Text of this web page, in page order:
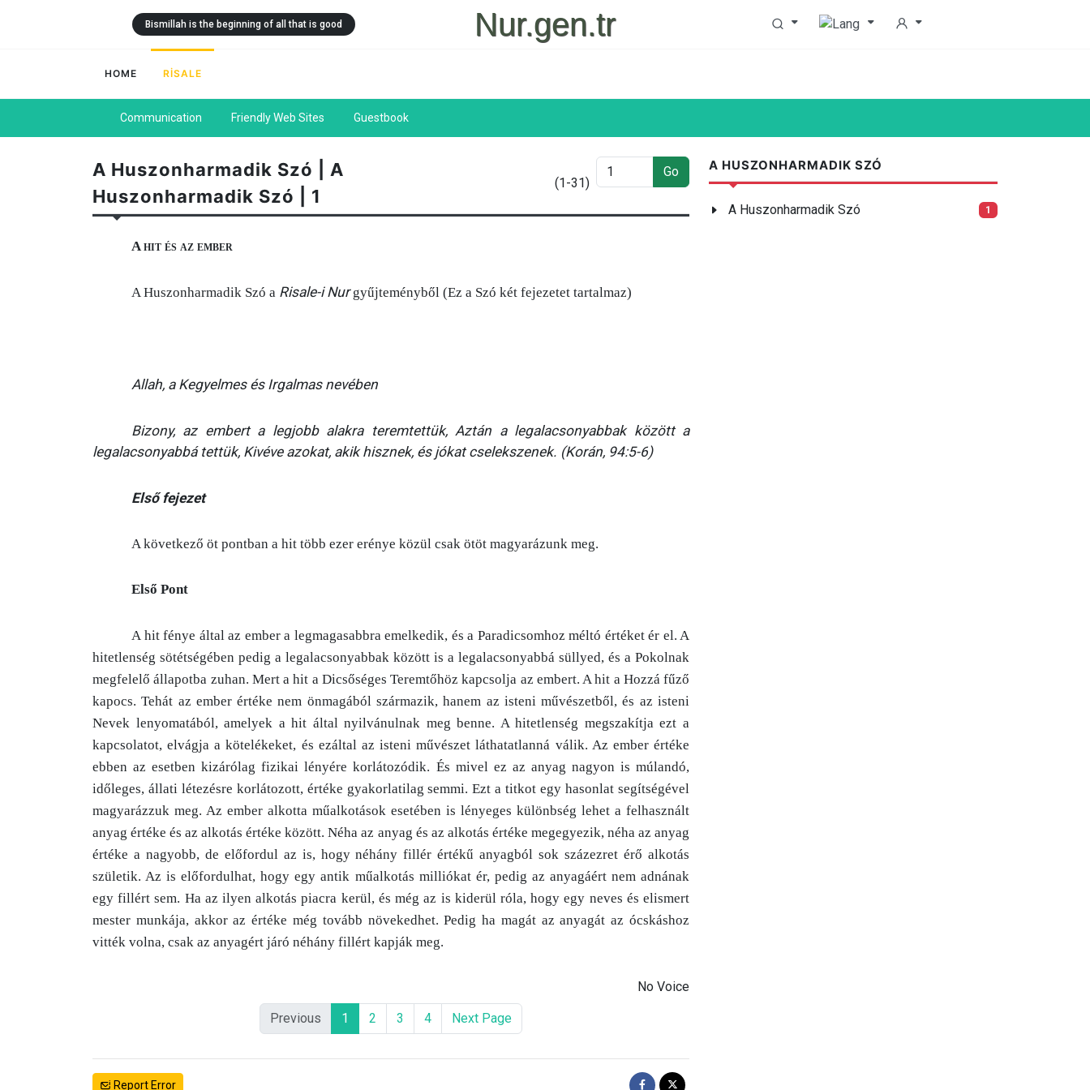
Nur.gen.tr
Bismillah is the beginning of all that is good
HOME RİSALE
Communication Friendly Web Sites Guestbook
A Huszonharmadik Szó | A
Huszonharmadik Szó | 1
(1-31)
Go
A hit és az ember
A Huszonharmadik Szó a Risale-i Nurgyűjteményből (Ez a Szó két fejezetet tartalmaz)
Allah, a Kegyelmes és Irgalmas nevében
Bizony, az embert a legjobb alakra teremtettük, Aztán a legalacsonyabbak között a
legalacsonyabbá tettük, Kivéve azokat, akik hisznek, és jókat cselekszenek. (Korán, 94:5-6)
Első fejezet
A következő öt pontban a hit több ezer erénye közül csak ötöt magyarázunk meg.
Első Pont
A hit fénye által az ember a legmagasabbra emelkedik, és a Paradicsomhoz méltó értéket ér el. A
hitetlenség sötétségében pedig a legalacsonyabbak között is a legalacsonyabbá süllyed, és a Pokolnak
megfelelő állapotba zuhan. Mert a hit a Dicsőséges Teremtőhöz kapcsolja az embert. A hit a Hozzá fűző
kapocs. Tehát az ember értéke nem önmagából származik, hanem az isteni művészetből, és az isteni
Nevek lenyomatából, amelyek a hit által nyilvánulnak meg benne. A hitetlenség megszakítja ezt a
kapcsolatot, elvágja a kötelékeket, és ezáltal az isteni művészet láthatatlanná válik. Az ember értéke
ebben az esetben kizárólag fizikai lényére korlátozódik. És mivel ez az anyag nagyon is múlandó,
időleges, állati létezésre korlátozott, értéke gyakorlatilag semmi. Ezt a titkot egy hasonlat segítségével
magyarázzuk meg. Az ember alkotta műalkotások esetében is lényeges különbség lehet a felhasznált
anyag értéke és az alkotás értéke között. Néha az anyag és az alkotás értéke megegyezik, néha az anyag
értéke a nagyobb, de előfordul az is, hogy néhány fillér értékű anyagból sok százezret érő alkotás
születik. Az is előfordulhat, hogy egy antik műalkotás milliókat ér, pedig az anyagáért nem adnának
egy fillért sem. Ha az ilyen alkotás piacra kerül, és még az is kiderül róla, hogy egy neves és elismert
mester munkája, akkor az értéke még tovább növekedhet. Pedig ha magát az anyagát az ócskáshoz
vitték volna, csak az anyagért járó néhány fillért kapják meg.
No Voice
Previous 1 2 3 4 Next Page
Report Error
A HUSZONHARMADIK SZÓ
A Huszonharmadik Szó 1